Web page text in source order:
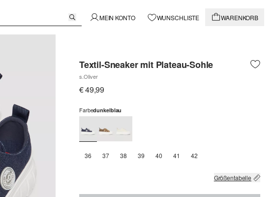
MEIN KONTO WUNSCHLISTE WARENKORB
Textil-Sneaker mit Plateau-Sohle
s.Oliver
€ 49,99
Farbedunkelblau
36 37 38 39 40 41 42
Größentabelle